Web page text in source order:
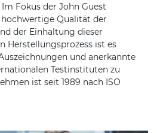
Fokus der John Guest
Qualität der
der Einhaltung dieser
Herstellungsprozess ist es
und anerkannte
Testinstituten zu
ist seit 1989 nach ISO